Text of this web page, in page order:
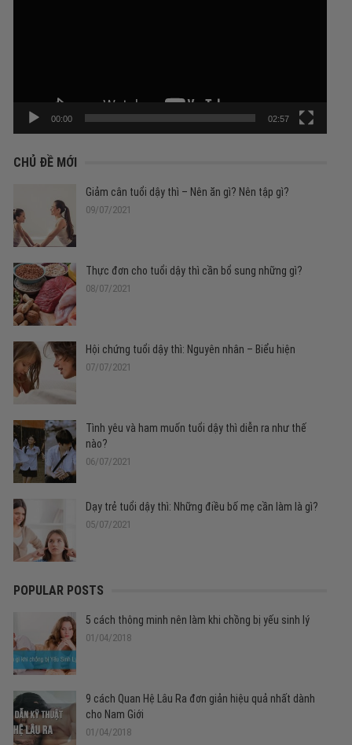
00:00 02:57
CHỦ ĐỀ MỚI
Giảm cân tuổi dậy thì – Nên ăn gì? Nên tập gì?
09/07/2021
Thực đơn cho tuổi dậy thì cần bổ sung những gì?
08/07/2021
Hội chứng tuổi dậy thì: Nguyên nhân – Biểu hiện
07/07/2021
Tình yêu và ham muốn tuổi dậy thì diễn ra như thế
nào?
06/07/2021
Dạy trẻ tuổi dậy thì: Những điều bố mẹ cần làm là gì?
05/07/2021
POPULAR POSTS
5 cách thông minh nên làm khi chồng bị yếu sinh lý
01/04/2018
9 cách Quan Hệ Lâu Ra đơn giản hiệu quả nhất dành
cho Nam Giới
01/04/2018